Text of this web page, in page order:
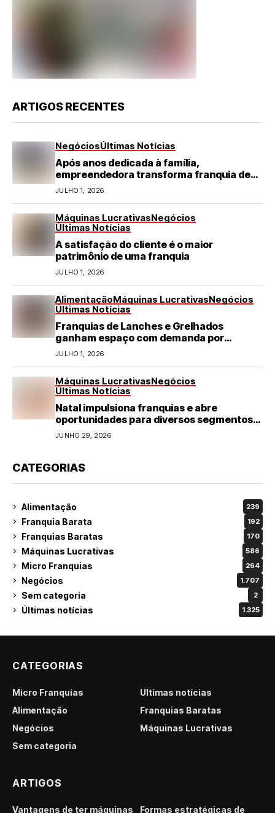
ARTIGOS RECENTES
NegóciosÚltimas Notícias
Após anos dedicada à família,
empreendedora transforma franquia de
turismo em negócio de destaque no RN
JULHO 1, 2026
Máquinas LucrativasNegócios
Últimas Notícias
A satisfação do cliente é o maior
patrimônio de uma franquia
JULHO 1, 2026
AlimentaçãoMáquinas LucrativasNegócios
Últimas Notícias
Franquias de Lanches e Grelhados
ganham espaço com demanda por
refeições rápidas e de qualidade
JULHO 1, 2026
Máquinas LucrativasNegócios
Últimas Notícias
Natal impulsiona franquias e abre
oportunidades para diversos segmentos
do varejo
JUNHO 29, 2026
CATEGORIAS
Alimentação 239
Franquia Barata 192
Franquias Baratas 170
Máquinas Lucrativas 586
Micro Franquias 264
Negócios 1.707
Sem categoria 2
Últimas notícias 1.325
CATEGORIAS
Micro Franquias
Últimas notícias
Alimentação
Franquias Baratas
Negócios
Máquinas Lucrativas
Sem categoria
ARTIGOS
Vantagens de ter máquinas Formas estratégicas de